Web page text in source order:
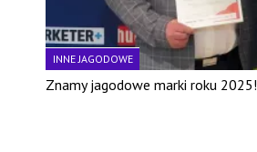
INNE JAGODOWE
Znamy jagodowe marki roku 2025!